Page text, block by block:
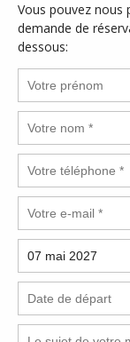
Vous pouvez nous
demande de
dessous: